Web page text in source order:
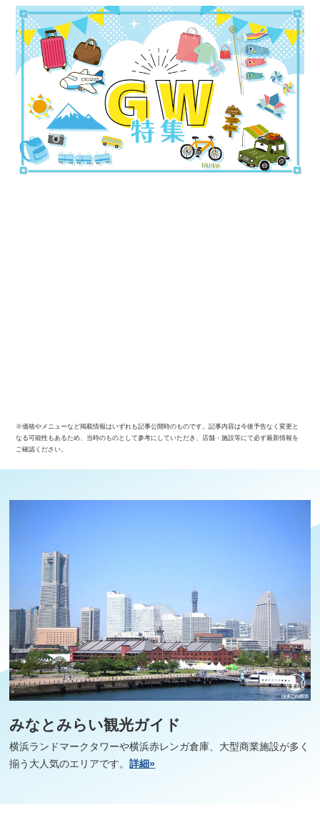
※価格やメニューなど掲載情報はいずれも記事公開時のものです。記事内容は今後予告なく変更と
なる可能性もあるため、当時のものとして参考にしていただき、店舗・施設等にて必ず最新情報を
ご確認ください。
みなとみらい観光ガイド
横浜ランドマークタワーや横浜赤レンガ倉庫、大型商業施設が多く
揃う大人気のエリアです。詳細»